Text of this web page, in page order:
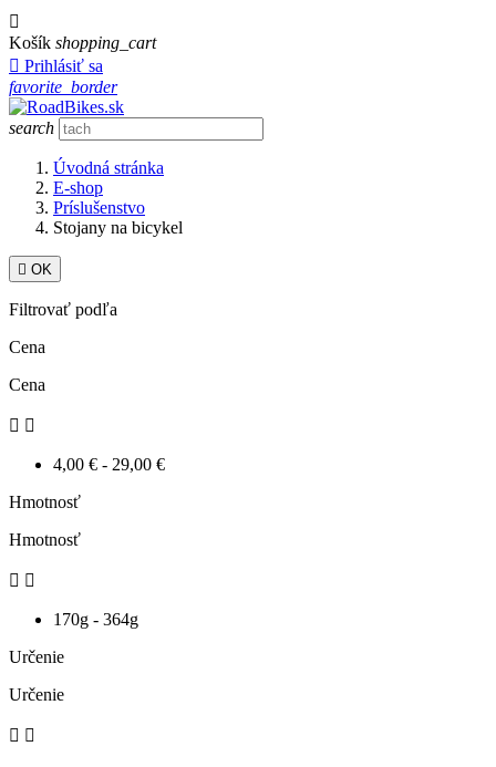

Košík shopping_cart
 Prihlásiť sa
favorite_border
search
Úvodná stránka
E-shop
Príslušenstvo
Stojany na bicykel
 OK
Filtrovať podľa
Cena
Cena
 
4,00 € - 29,00 €
Hmotnosť
Hmotnosť
 
170g - 364g
Určenie
Určenie
 